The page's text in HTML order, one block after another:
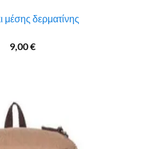
μέσης δερματίνης
9,00€